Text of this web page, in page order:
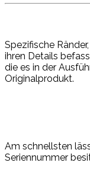
Spezifische
ihren Details
die es in der
Originalprodukt.
Am schnellsten
Seriennummer